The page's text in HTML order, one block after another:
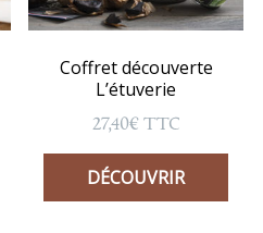
Coffret découverte
L’étuverie
27,40€ TTC
DÉCOUVRIR